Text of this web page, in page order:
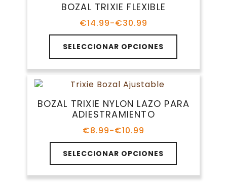
opciones
pueden
elegir
en
la
producto
BOZAL TRIXIE FLEXIBLE
€14.99-€30.99
Rango
de
precios:
desde
hasta
€30.99
SELECCIONAR OPCIONES
BOZAL TRIXIE NYLON LAZO PARA
ADIESTRAMIENTO
€8.99-€10.99
Rango
de
precios:
desde
€8.99
hasta
SELECCIONAR OPCIONES
Este
producto
tiene
múltiples